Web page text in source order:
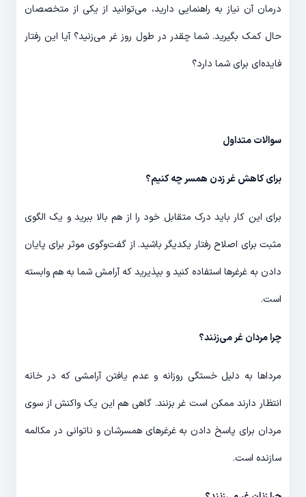
درمان آن نیاز به راهنمایی دارید، می‌توانید از یکی از متخصصان
حال کمک بگیرید. شما چقدر در طول روز غر می‌زنید؟ آیا این رفتار
فایده‌ای برای شما دارد؟
سوالات متداول
برای کاهش غر زدن همسر چه کنیم؟
برای این کار باید درک متقابل خود را از هم بالا ببرید و یک الگوی
مثبت برای اصلاح رفتار یکدیگر باشید. از گفت‌و‌گوی موثر برای پایان
دادن به غرغرها استفاده کنید و بپذیرید که آرامش شما به هم وابسته
است.
چرا مردان غر می‌زنند؟
مرداها به دلیل خستگی روزانه و عدم یافتن آرامشی که در خانه
انتظار دارند ممکن است غر بزنند. گاهی هم این یک واکنش از سوی
مردان برای پاسخ دادن به غرغرهای همسرشان و ناتوانی در مکالمه
سازنده است.